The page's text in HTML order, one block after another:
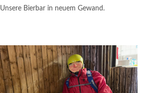
Unsere Bierbar in neuem Gewand.